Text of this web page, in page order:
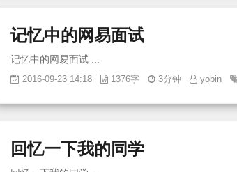
记忆中的网易面试
2016-09-23 14:18 1376字 3分钟 yobin
回忆一下我的同学